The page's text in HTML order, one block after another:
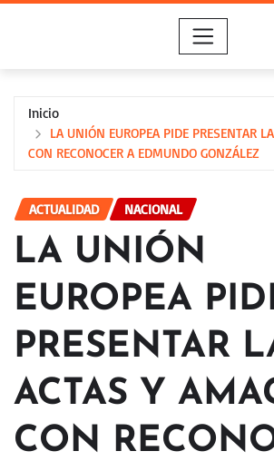
Inicio
LA UNIÓN EUROPEA PIDE PRESENTAR
CON RECONOCER A EDMUNDO GONZÁLEZ
ACTUALIDAD NACIONAL
LA UNIÓN
EUROPEA
PRESENTAR
ACTAS Y
CON